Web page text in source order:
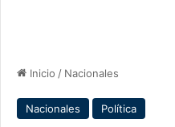
Inicio / Nacionales
Nacionales Política